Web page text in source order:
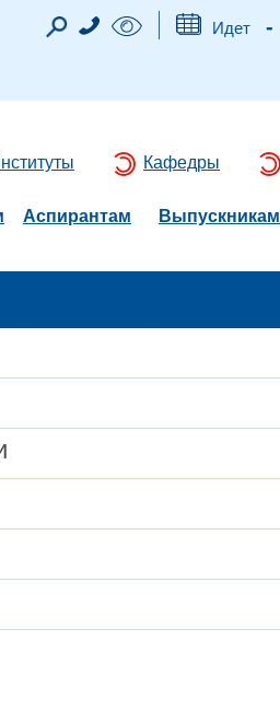
Идет -
Кафедры
Аспирантам Выпускникам